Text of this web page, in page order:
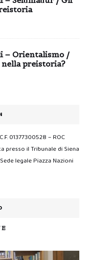
– Orientalismo /
preistoria?
01377300528 – ROC
presso il Tribunale di Siena
legale Piazza Nazioni